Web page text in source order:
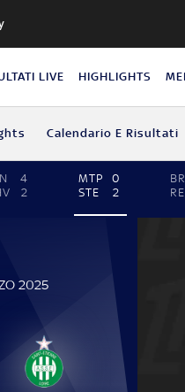
LIVE HIGHLIGHTS
Calendario E Risultati
4
2
MTP
0
STE
2
2025